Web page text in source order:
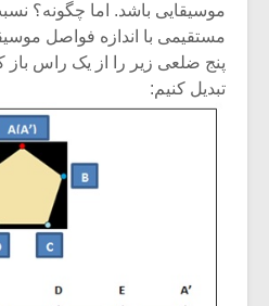
موسیقایی باشد. اما چگونه؟
مستقیمی با اندازه فواصل
پنج ضلعی زیر را از یک راس
تبدیل کنیم: